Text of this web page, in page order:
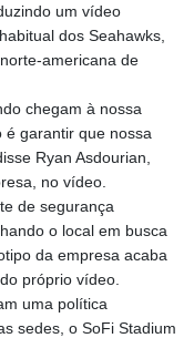
um vídeo
dos Seahawks,
americana de
chegam à nossa
é garantir que nossa
Ryan Asdourian,
no vídeo.
de segurança
o local em busca
da empresa acaba
próprio vídeo.
uma política
sedes, o SoFi Stadium